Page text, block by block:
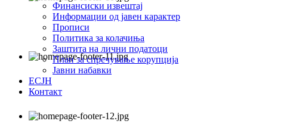
Финансиски извештај
Информации од јавен карактер
Прописи
Политика за колачиња
Заштита на лични податоци
План за спречување корупција
Јавни набавки
ЕСЈН
Контакт